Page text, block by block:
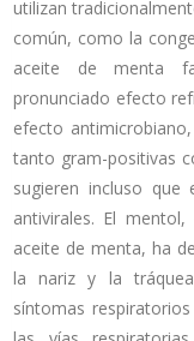
utilizan
común, como la
aceite de menta
pronunciado efecto
efecto
tanto gram-positivas
sugieren incluso que
antivirales. El
aceite de menta, ha
la nariz y la
síntomas